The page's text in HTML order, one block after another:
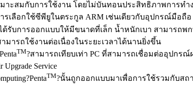
าะสมกับการใช้งาน โดยไม่บันทอนประสิทธิภาพการทำ
เลือกใช้ซีพียูในตระกูล ARM เช่นเดียวกับอุปกรณ์มือถือ
ด้รับการออกแบบให้มีขนาดที่เล็ก น้ำหนักเบา สามารถ
ารถใช้งานต่อเนื่องในระยะเวลาได้นานยิ่งขึ้น
TM?สามารถเทียบเท่า PC ที่สามารถเชื่อมต่ออุปกร
Service
TM?นั้นถูกออกแบบมาเพื่อการใช้รวมกับสถาปั